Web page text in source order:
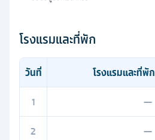
โรงแรมและที่พัก
วันที่ โรงแรมและที่พัก
1
—
2
—